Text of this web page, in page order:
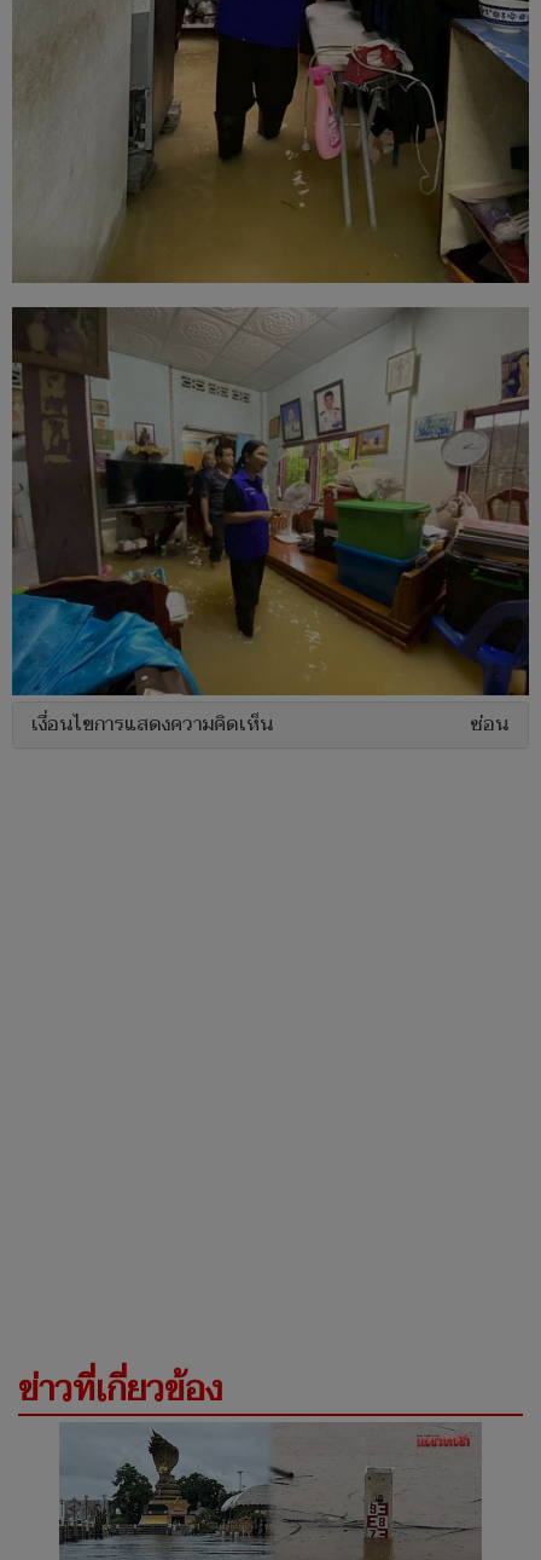
เงื่อนไขการแสดงความคิดเห็น ซ่อน
ข่าวที่เกี่ยวข้อง